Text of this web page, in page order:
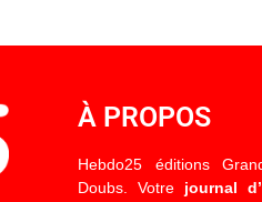
À PROPOS
Hebdo25 éditions
Doubs. Votre journal